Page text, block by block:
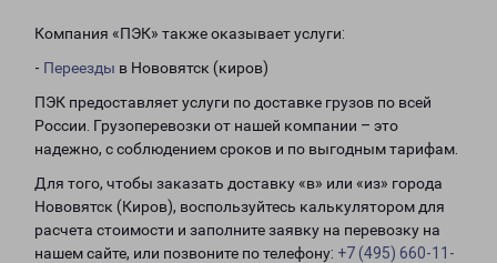
Компания «ПЭК» также оказывает услуги:
- Переезды в Нововятск (киров)
ПЭК предоставляет услуги по доставке грузов по всей
России. Грузоперевозки от нашей компании – это
надежно, с соблюдением сроков и по выгодным тарифам.
Для того, чтобы заказать доставку «в» или «из» города
Нововятск (Киров), воспользуйтесь калькулятором для
расчета стоимости и заполните заявку на перевозку на
нашем сайте, или позвоните по телефону: +7 (495) 660-11-